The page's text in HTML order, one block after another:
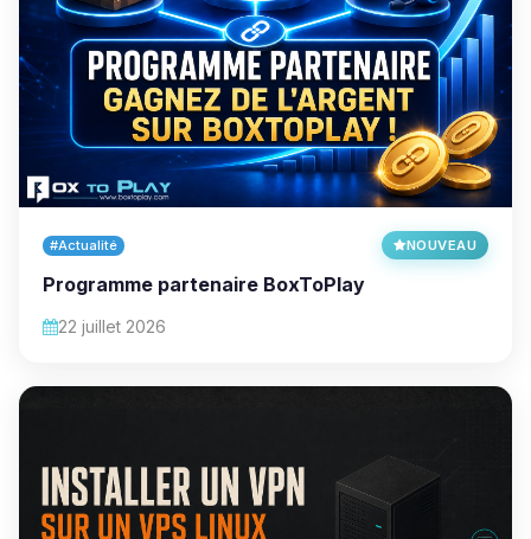
#Actualité NOUVEAU
Programme partenaire BoxToPlay
22 juillet 2026